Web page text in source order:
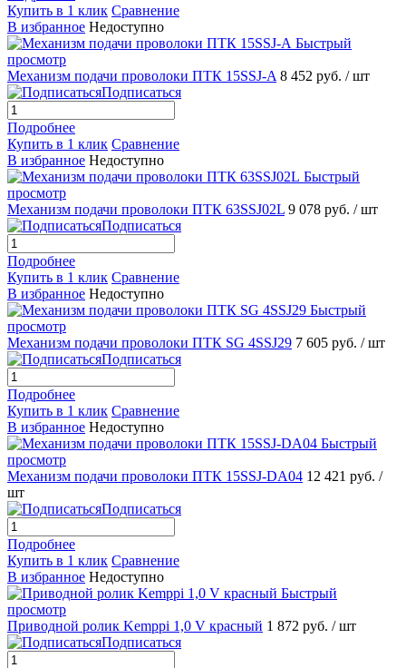
Купить в 1 клик Сравнение
В избранное Недоступно
Быстрый
просмотр
Механизм подачи проволоки ПТК 15SSJ-A 8 452 руб. / шт
Подписаться
Подробнее
Купить в 1 клик Сравнение
В избранное Недоступно
Быстрый
просмотр
Механизм подачи проволоки ПТК 63SSJ02L 9 078 руб. / шт
Подписаться
Подробнее
Купить в 1 клик Сравнение
В избранное Недоступно
Быстрый
просмотр
Механизм подачи проволоки ПТК SG 4SSJ29 7 605 руб. / шт
Подписаться
Подробнее
Купить в 1 клик Сравнение
В избранное Недоступно
Быстрый
просмотр
Механизм подачи проволоки ПТК 15SSJ-DA04 12 421 руб. /
шт
Подписаться
Подробнее
Купить в 1 клик Сравнение
В избранное Недоступно
Быстрый
просмотр
Приводной ролик Kemppi 1,0 V красный 1 872 руб. / шт
Подписаться